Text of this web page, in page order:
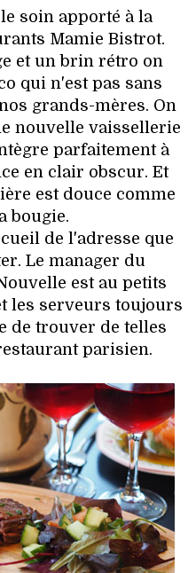
soin apporté à la
Mamie Bistrot.
et un brin rétro on
qui n'est pas sans
grands-mères. On
nouvelle vaissellerie
parfaitement à
en clair obscur. Et
est douce comme
bougie.
de l'adresse que
Le manager du
est au petits
les serveurs toujours
de trouver de telles
parisien.